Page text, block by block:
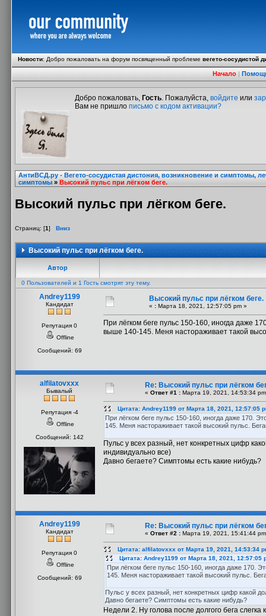
Новости:Добро пожаловать на форум посвященный проблемевегето-сосудистой
Начало|
Добро пожаловать, Гость. Пожалуйста, войдите или
Вам не пришло письмо с кодом активации?
АнтиВСД.ру - Вегето-сосудистая дистония, возникновение и симптомы,
симптомы»Высокий пульс при лёгком беге.
Высокий пульс при лёгком беге.
Страниц: [1] Вниз
Высокий пульс при лёгком беге.
Автор
0 Пользователей и 1 Гость смотрят эту тему.
Andrey1199
Кандидат
Репутация 0
Offline
Сообщений: 69
Высокий пульс при лёгком беге.
« : Марта 18, 2021, 12:57:05 pm »
При лёгком беге пульс 150-160, иногда даже
выше 140-145. Меня настораживает такой
alfilatovxxx
Бывалый
Репутация -4
Offline
Сообщений: 142
Re: Высокий пульс при лёгком
« Ответ #1 : Марта 19, 2021, 14:53:34
Цитата: Andrey1199 от Марта 18, 2021, 12:57:05
При лёгком беге пульс 150-160, иногда даже 170.
145. Меня настораживает такой высокий пульс.
Пульс у всех разный, нет конкретных цифр
индивидуально все)
Давно бегаете? Симптомы есть какие нибудь?
Andrey1199
Кандидат
Репутация 0
Offline
Сообщений: 69
Re: Высокий пульс при лёгком
« Ответ #2 : Марта 19, 2021, 15:41:44
Цитата: alfilatovxxx от Марта 19, 2021, 14:53:34
Цитата: Andrey1199 от Марта 18, 2021, 12:57:05
При лёгком беге пульс 150-160, иногда даже 170.
145. Меня настораживает такой высокий пульс.
Пульс у всех разный, нет конкретных цифр какой
Давно бегаете? Симптомы есть какие нибудь?
Недели 2. Ну голова после долгого бега слегка